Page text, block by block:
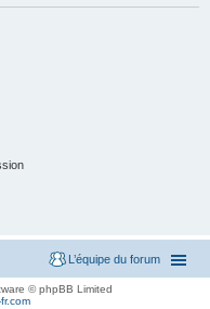
L’équipe du forum
© phpBB Limited